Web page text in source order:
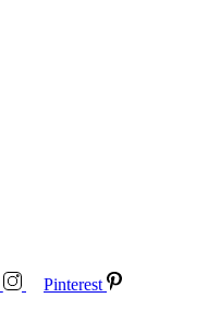
Pinterest